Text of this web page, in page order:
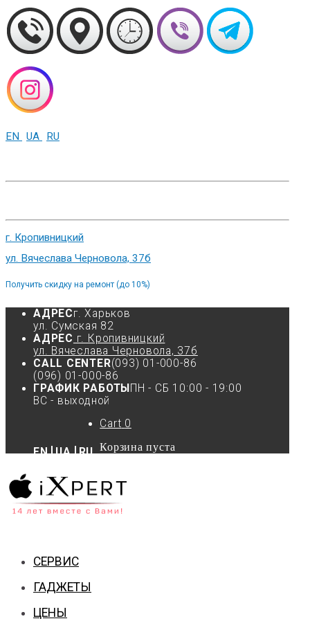
EN UA RU
г. Кропивницкий
ул. Вячеслава Черновола, 37б
Получить скидку на ремонт (до 10%)
АДРЕСг. Харьков
ул. Сумская 82
АДРЕС г. Кропивницкий
ул. Вячеслава Черновола, 37б
CALL CENTER(093) 01-000-86
(096) 01-000-86
ГРАФИК РАБОТЫ ПН - СБ 10:00 - 19:00
ВС - выходной
EN UA RU
Cart 0
Корзина пуста
СЕРВИС
ГАДЖЕТЫ
ЦЕНЫ